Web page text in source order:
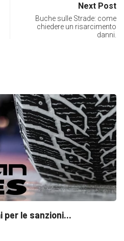
Next Post
Buche sulle Strade: come
chiedere un risarcimento
danni.